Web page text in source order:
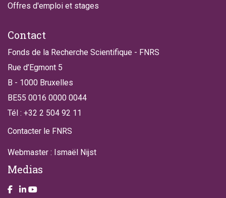
Offres d'emploi et stages
Contact
Fonds de la Recherche Scientifique - FNRS
Rue d’Egmont 5
B - 1000 Bruxelles
BE55 0016 0000 0044
Tél : +32 2 504 92 11
Contacter le FNRS
Webmaster : Ismaël Nijst
Medias
Take a look on our facebook page
Take a look on our LinkendIn page